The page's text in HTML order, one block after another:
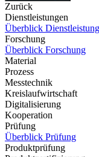
Zurück
Dienstleistungen
Überblick
Forschung
Überblick Forschung
Material
Prozess
Messtechnik
Kreislaufwirtschaft
Digitalisierung
Kooperation
Prüfung
Überblick Prüfung
Produktprüfung